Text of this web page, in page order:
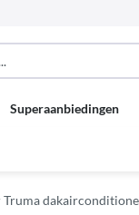
Superaanbiedingen